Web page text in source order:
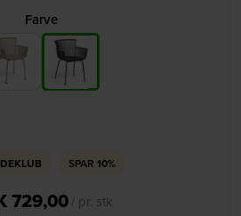
Farve
SPAR 10%
729,00/ pr. stk